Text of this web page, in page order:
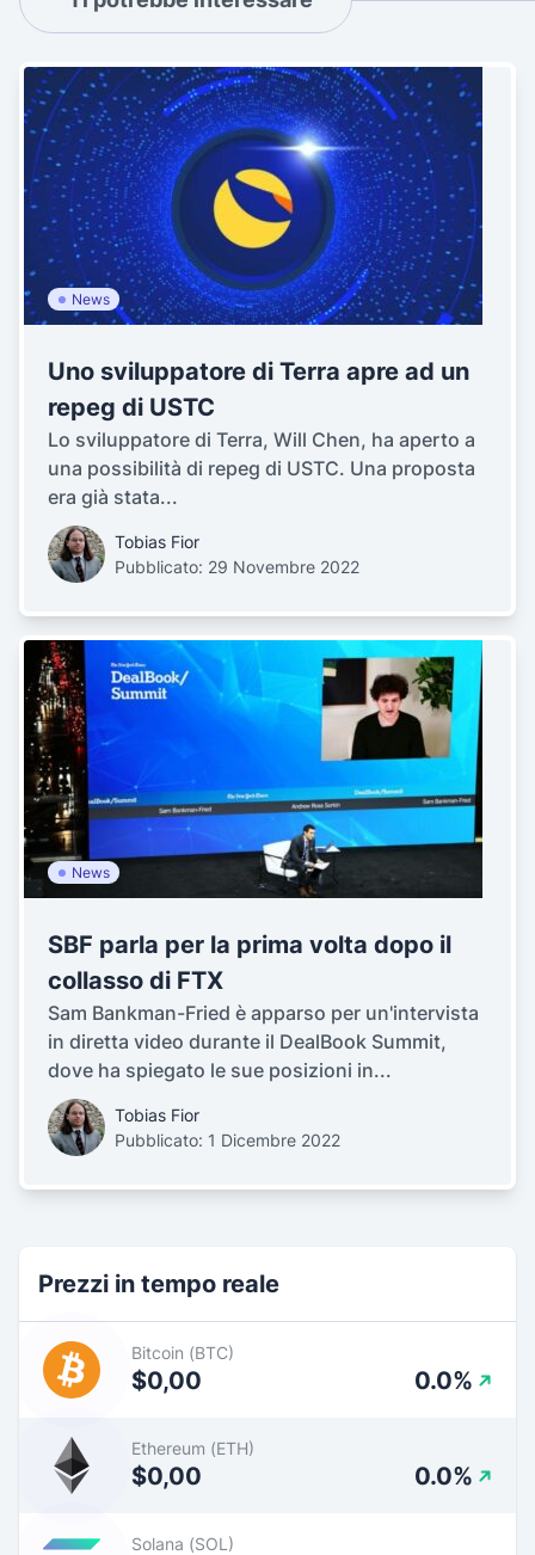
News
Uno sviluppatore di Terra apre ad un
repeg di USTC
Lo sviluppatore di Terra, Will Chen, ha aperto a
una possibilità di repeg di USTC. Una proposta
era già stata...
Tobias Fior
Pubblicato: 29 Novembre 2022
News
SBF parla per la prima volta dopo il
collasso di FTX
Sam Bankman-Fried è apparso per un'intervista
in diretta video durante il DealBook Summit,
dove ha spiegato le sue posizioni in...
Tobias Fior
Pubblicato: 1 Dicembre 2022
Prezzi in tempo reale
Bitcoin (BTC)
$0,00 0.0%
Ethereum (ETH)
$0,00 0.0%
Solana (SOL)